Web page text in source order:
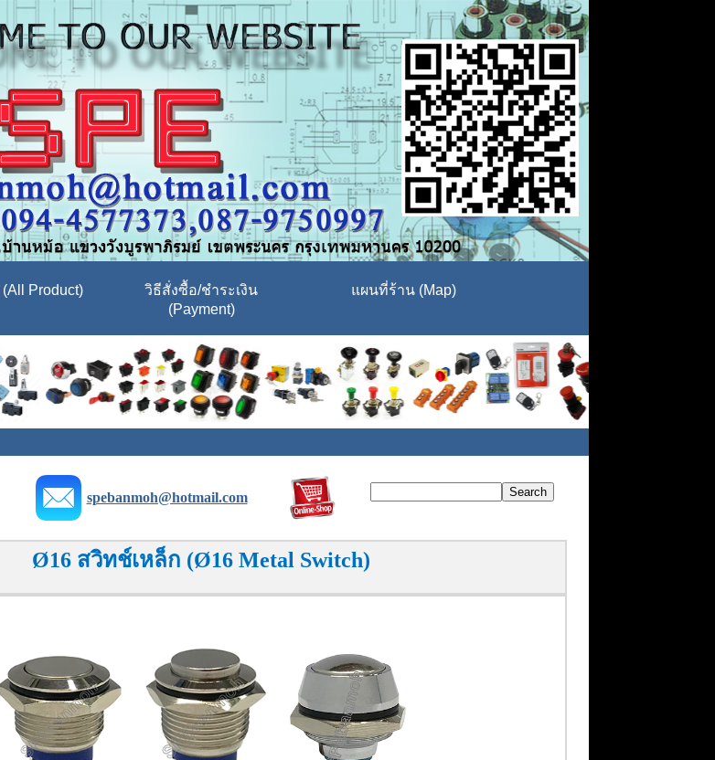
Product)
วิธีสั่งซื้อ/ชำระเงิน
(Payment)
แผนที่ร้าน (Map)
spebanmoh@hotmail.com
Ø16 สวิทช์เหล็ก (Ø16 Metal Switch)